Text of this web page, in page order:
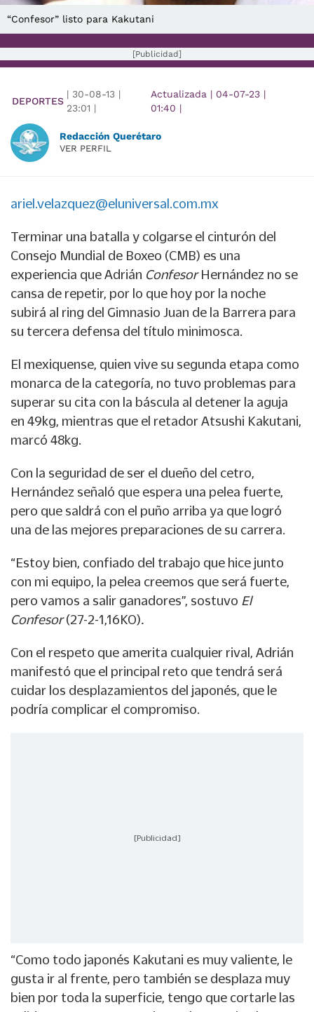
“Confesor” listo para Kakutani
[Publicidad]
DEPORTES
| 30-08-13 |
23:01 |
Actualizada | 04-07-23 |
01:40 |
Redacción Querétaro
VER PERFIL
ariel.velazquez@eluniversal.com.mx
Terminar una batalla y colgarse el cinturón del
Consejo Mundial de Boxeo (CMB) es una
experiencia que Adrián ConfesorHernández no se
cansa de repetir, por lo que hoy por la noche
subirá al ring del Gimnasio Juan de la Barrera para
su tercera defensa del título minimosca.
El mexiquense, quien vive su segunda etapa como
monarca de la categoría, no tuvo problemas para
superar su cita con la báscula al detener la aguja
en 49kg, mientras que el retador Atsushi Kakutani,
marcó 48kg.
Con la seguridad de ser el dueño del cetro,
Hernández señaló que espera una pelea fuerte,
pero que saldrá con el puño arriba ya que logró
una de las mejores preparaciones de su carrera.
“Estoy bien, confiado del trabajo que hice junto
con mi equipo, la pelea creemos que será fuerte,
pero vamos a salir ganadores”, sostuvo El
Confesor(27-2-1,16KO).
Con el respeto que amerita cualquier rival, Adrián
manifestó que el principal reto que tendrá será
cuidar los desplazamientos del japonés, que le
podría complicar el compromiso.
[Publicidad]
“Como todo japonés Kakutani es muy valiente, le
gusta ir al frente, pero también se desplaza muy
bien por toda la superficie, tengo que cortarle las